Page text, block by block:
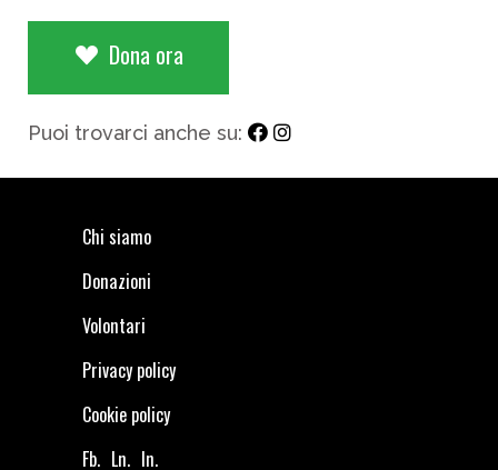
Dona ora
Puoi trovarci anche su:
Chi siamo
Donazioni
Volontari
Privacy policy
Cookie policy
Fb. Ln. In.